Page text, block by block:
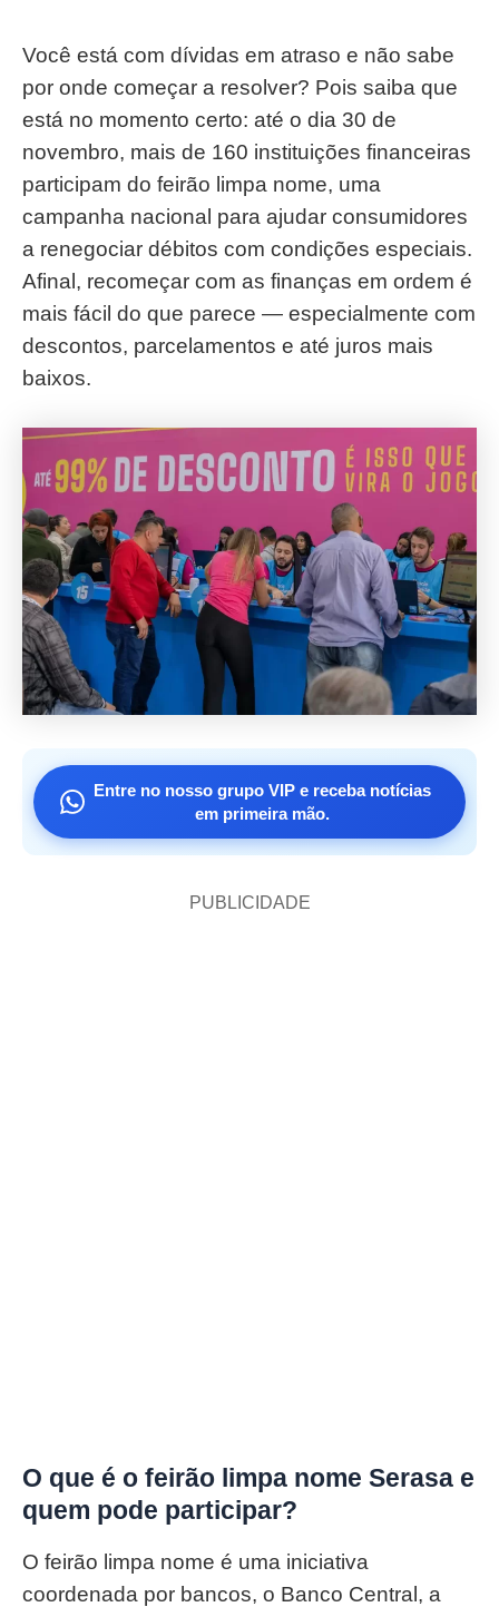
Você está com dívidas em atraso e não sabe
por onde começar a resolver? Pois saiba que
está no momento certo: até o dia 30 de
novembro, mais de 160 instituições financeiras
participam do feirão limpa nome, uma
campanha nacional para ajudar consumidores
a renegociar débitos com condições especiais.
Afinal, recomeçar com as finanças em ordem é
mais fácil do que parece — especialmente com
descontos, parcelamentos e até juros mais
baixos.
Entre no nosso grupo VIP e receba notícias
em primeira mão.
PUBLICIDADE
O que é o feirão limpa nome Serasa e
quem pode participar?
O feirão limpa nome é uma iniciativa
coordenada por bancos, o Banco Central, a